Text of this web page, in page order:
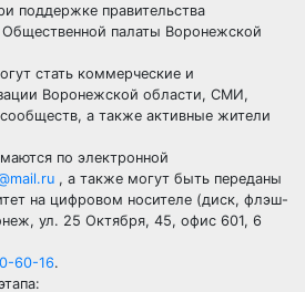
поддержке правительства
палаты Воронежской
стать коммерческие и
Воронежской области, СМИ,
а также активные жители
по электронной
, а также могут быть переданы
на цифровом носителе (диск, флэш-
ул. 25 Октября, 45, офис 601, 6
60-16.